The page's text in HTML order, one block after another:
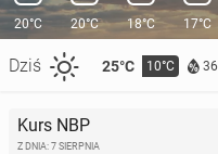
20°C
Dziś 25°C 10°C 36
20°C 18°C 17°C
Kurs NBP
Z DNIA: 7 SIERPNIA